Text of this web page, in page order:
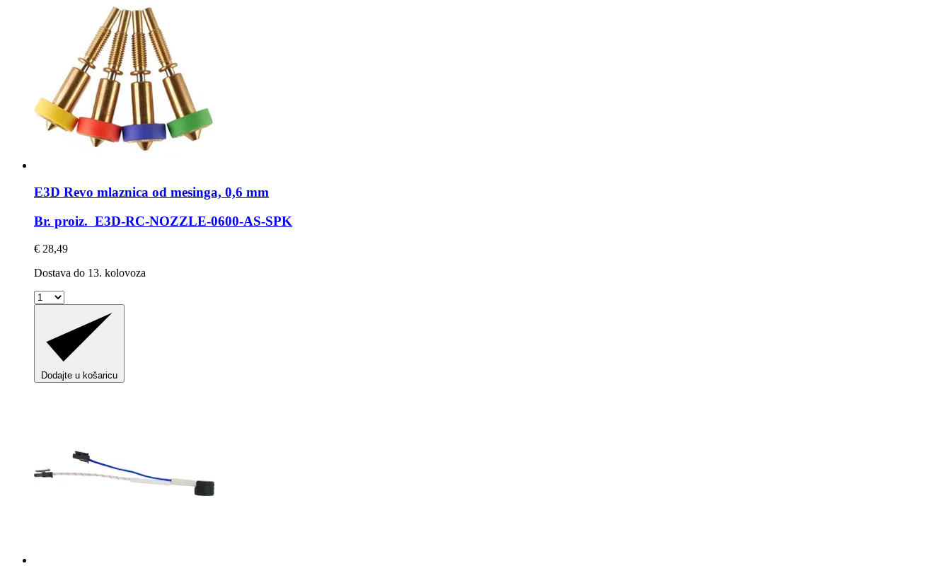
E3D Revo mlaznica od mesinga, 0,6 mm
Br. proiz. E3D-RC-NOZZLE-0600-AS-SPK
€ 28,49
Dostava do 13. kolovoza
Dodajte u košaricu